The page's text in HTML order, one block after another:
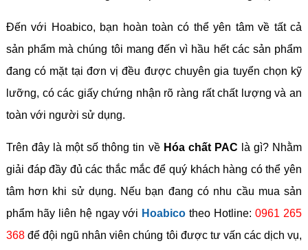
Đến với Hoabico, bạn hoàn toàn có thể yên tâm về tất cả
sản phẩm mà chúng tôi mang đến vì hầu hết các sản phẩm
đang có mặt tại đơn vị đều được chuyên gia tuyển chọn kỹ
lưỡng, có các giấy chứng nhận rõ ràng rất chất lượng và an
toàn với người sử dụng.
Trên đây là một số thông tin về Hóa chất PAC là gì? Nhằm
giải đáp đầy đủ các thắc mắc để quý khách hàng có thể yên
tâm hơn khi sử dụng. Nếu bạn đang có nhu cầu mua sản
phẩm hãy liên hệ ngay với Hoabico theo Hotline:0961 265
368để đội ngũ nhân viên chúng tôi được tư vấn các dịch vụ,